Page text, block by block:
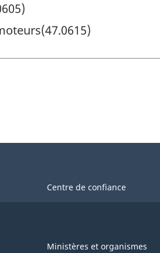
Centre de confiance
Ministères et organismes